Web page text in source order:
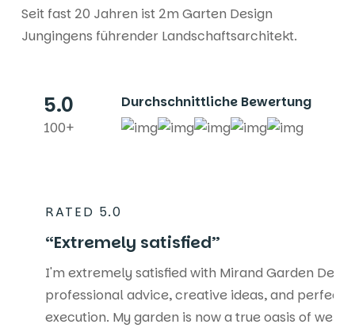
Seit fast 20 Jahren ist 2m Garten Design
Jungingens führender Landschaftsarchitekt.
5.0
100+
Durchschnittliche Bewertung
RATED 5.0
“Extremely satisfied”
I'm extremely satisfied with Mirand Garden
professional advice, creative ideas, and perfect
execution. My garden is now a true oasis of